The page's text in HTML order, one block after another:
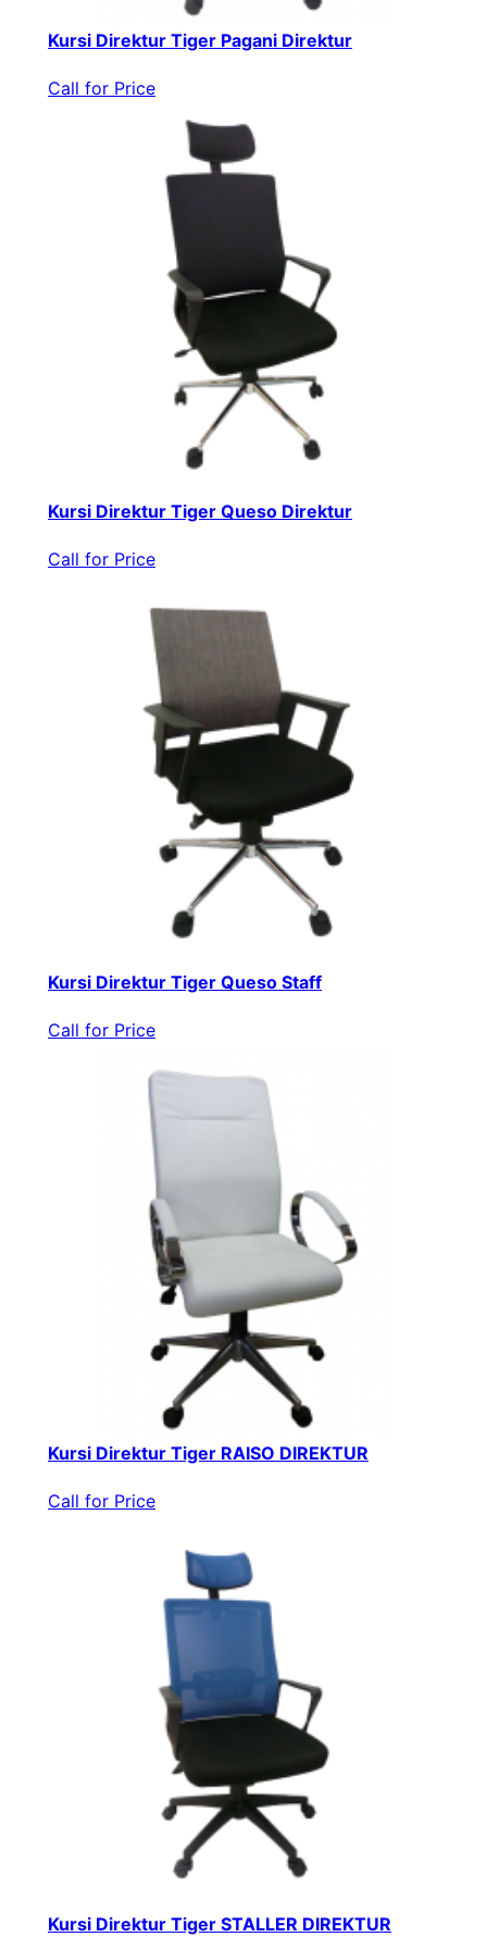
Kursi Direktur Tiger Pagani Direktur
Call for Price
Kursi Direktur Tiger Queso Direktur
Call for Price
Kursi Direktur Tiger Queso Staff
Call for Price
Kursi Direktur Tiger RAISO DIREKTUR
Call for Price
Kursi Direktur Tiger STALLER DIREKTUR